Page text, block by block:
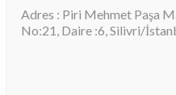
Adres : Piri Mehmet Paşa
No:21, Daire :6, Silivri/